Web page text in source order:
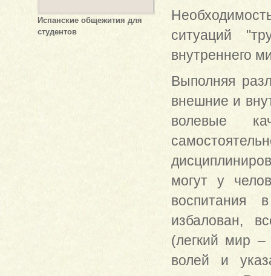
Испанские общежития для
студентов
ситуаций
внутреннего
Выполняя
внешние и
волевые
могут у
воспитания
избалован,
(легкий мир –
волей и